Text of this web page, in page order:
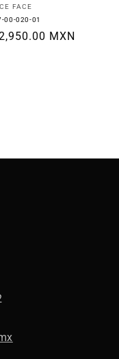
FACE
00-020-01
MXN